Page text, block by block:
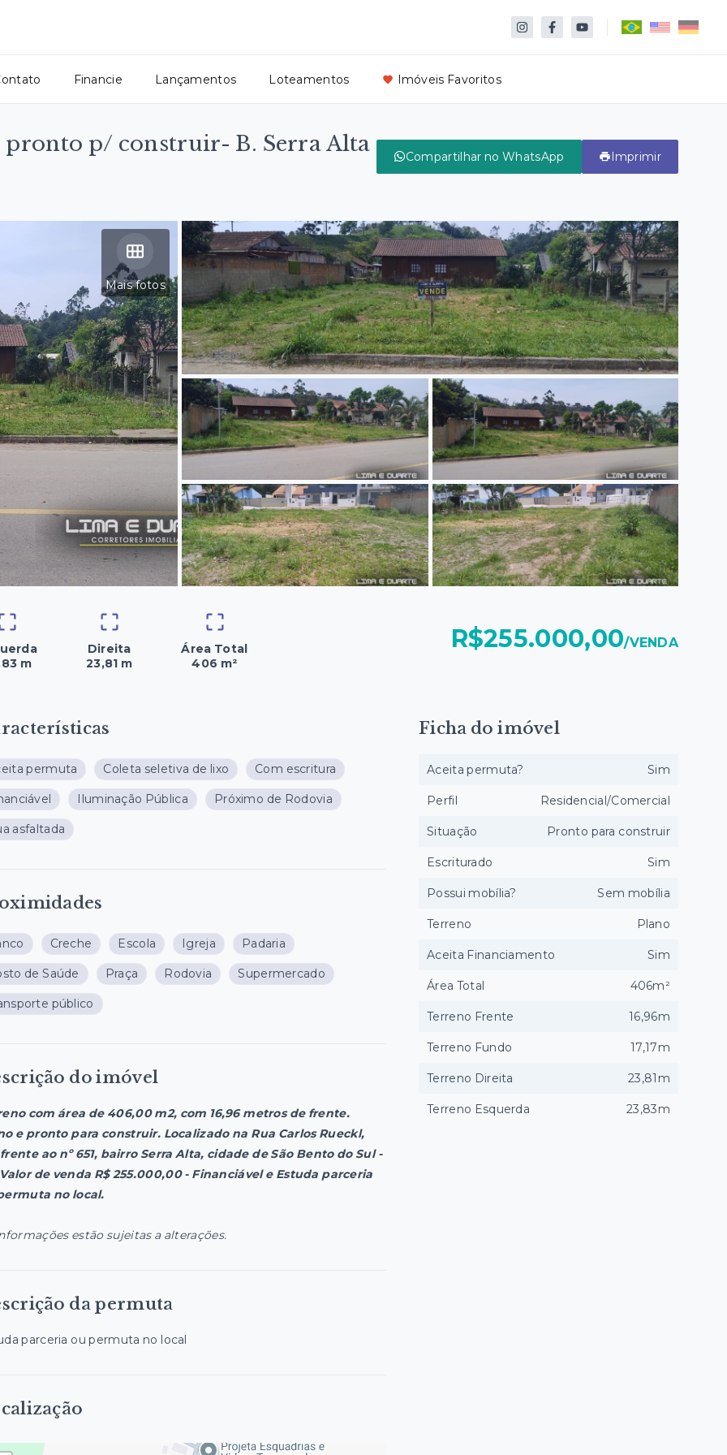
Financie Lançamentos Loteamentos Imóveis Favoritos
p/ construir- B. Serra Alta Compartilhar no WhatsApp Imprimir
Mais fotos
m
Direita
23,81 m
Área Total
406 m²
R$255.000,00/VENDA
permuta Coleta seletiva de lixo Com escritura
Iluminação Pública Próximo de Rodovia
asfaltada
Creche Escola Igreja Padaria
de Saúde Praça Rodovia Supermercado
público
do imóvel
com área de 406,00 m2, com 16,96 metros de frente.
e pronto para construir. Localizado na Rua Carlos Rueckl,
ao nº 651, bairro Serra Alta, cidade de São Bento do Sul -
Valor de venda R$ 255.000,00 - Financiável e Estuda parceria
no local.
estão sujeitas a alterações.
da permuta
parceria ou permuta no local
Ficha do imóvel
Aceita permuta? Sim
Perfil Residencial/Comercial
Situação Pronto para construir
Escriturado Sim
Possui mobília? Sem mobília
Terreno Plano
Aceita Financiamento Sim
Área Total 406m²
Terreno Frente 16,96m
Terreno Fundo 17,17m
Terreno Direita 23,81m
Terreno Esquerda 23,83m